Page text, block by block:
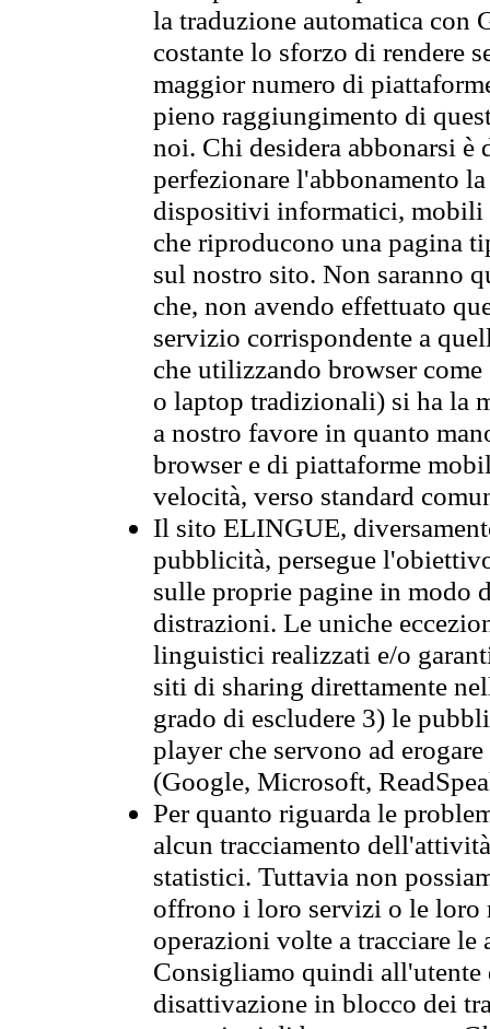
la traduzione automatica con
costante lo sforzo di rendere
maggior numero di
pieno raggiungimento di
noi. Chi desidera abbonarsi
perfezionare l'abbonamento
dispositivi informatici, mobili
che riproducono una pagina
sul nostro sito. Non saranno
che, non avendo effettuato
servizio corrispondente a
che utilizzando browser
o laptop tradizionali) si ha la
a nostro favore in quanto
browser e di piattaforme
velocità, verso standard
Il sito ELINGUE,
pubblicità, persegue
sulle proprie pagine in modo
distrazioni. Le uniche
linguistici realizzati e/o
siti di sharing direttamente
grado di escludere 3) le
player che servono ad
(Google, Microsoft,
Per quanto riguarda le
alcun tracciamento
statistici. Tuttavia non
offrono i loro servizi o le loro
operazioni volte a tracciare
Consigliamo quindi all'utente
disattivazione in blocco dei